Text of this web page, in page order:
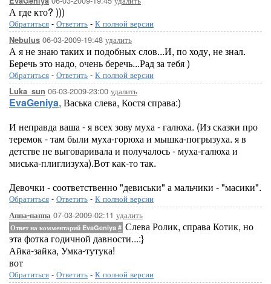
А где кто? )))
Обратиться - Ответить - К полной версии
Nebulus 06-03-2009-19:48 удалить
А я не знаю таких и подобных слов...И, по ходу, не знал.
Беречь это надо, очень беречь...Рад за тебя )
Обратиться - Ответить - К полной версии
Luka_sun 06-03-2009-23:00 удалить
EvaGeniya, Васька слева, Костя справа:)
И неправда ваша - я всех зову муха - галюха. (Из сказки про
теремок - там были муха-горюха и мышка-погрызуха. я в
детстве не выговаривала и получалось - муха-галюха и
миська-плиглизуха).Вот как-то так.
Девочки - соответственно "девиськи" а мальчики - "масики".
Обратиться - Ответить - К полной версии
Аппа-паппа 07-03-2009-02:11 удалить
Ответ на комментарий EvaGeniya # Слева Ролик, справа Котик, но
эта фотка годичной давности...:}
Айка-зайка, Умка-тутука!
вот
Обратиться - Ответить - К полной версии